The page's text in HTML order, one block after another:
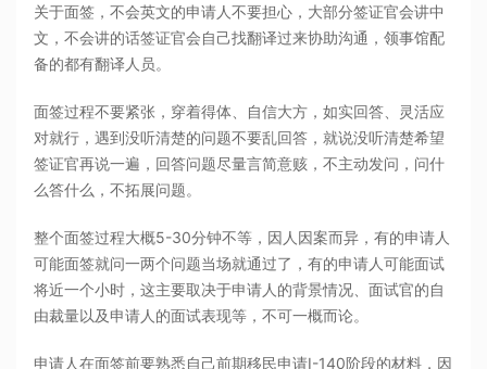
关于面签，不会英文的申请人不要担心，大部分签证官会讲中
文，不会讲的话签证官会自己找翻译过来协助沟通，领事馆配
备的都有翻译人员。
面签过程不要紧张，穿着得体、自信大方，如实回答、灵活应
对就行，遇到没听清楚的问题不要乱回答，就说没听清楚希望
签证官再说一遍，回答问题尽量言简意赅，不主动发问，问什
么答什么，不拓展问题。
整个面签过程大概5-30分钟不等，因人因案而异，有的申请人
可能面签就问一两个问题当场就通过了，有的申请人可能面试
将近一个小时，这主要取决于申请人的背景情况、面试官的自
由裁量以及申请人的面试表现等，不可一概而论。
申请人在面签前要熟悉自己前期移民申请I-140阶段的材料，因